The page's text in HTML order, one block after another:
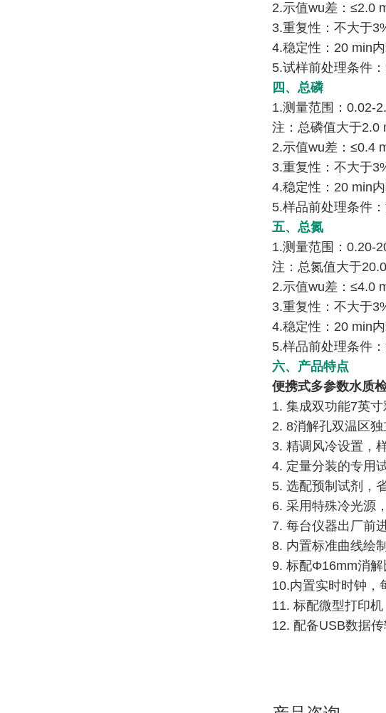
2.示值wu差：≤2.0
3.重复性：不大于
4.稳定性：20 min
5.试样前处理条件
四、总磷
1.测量范围：0.02-
注：总磷值大于2.0
2.示值wu差：≤0.4
3.重复性：不大于
4.稳定性：20 min
5.样品前处理条件
五、总氮
1.测量范围：0.20-
注：总氮值大于
2.示值wu差：≤4.0
3.重复性：不大于
4.稳定性：20 min
5.样品前处理条件
六、产品特点
便携式多参数水质
1. 集成双功能7英
2. 8消解孔双温区
3. 精调风冷设置，
4. 定量分装的专用
5. 选配预制试剂，
6. 采用特殊冷光源
7. 每台仪器出厂前
8. 内置标准曲线绘
9. 标配Φ16mm消解
10.内置实时时钟，
11. 标配微型打印
12. 配备USB数据